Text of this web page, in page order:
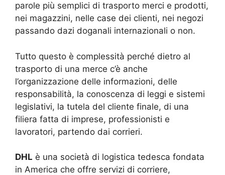
parole più semplici di trasporto merci e prodotti,
nei magazzini, nelle case dei clienti, nei negozi
passando dazi doganali internazionali o non.
Tutto questo è complessità perché dietro al
trasporto di una merce c’è anche
l’organizzazione delle informazioni, delle
responsabilità, la conoscenza di leggi e sistemi
legislativi, la tutela del cliente finale, di una
filiera fatta di imprese, professionisti e
lavoratori, partendo dai corrieri.
DHL è una società di logistica tedesca fondata
in America che offre servizi di corriere,